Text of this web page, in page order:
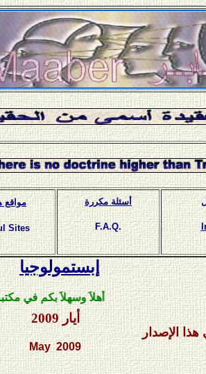
مواقع
Sites
أسئلة مكررة
F.A.Q.
إبستمولوجيا
أهلاَ وسهلاَ بكم في مكتبة معابر
أيار 2009
May2009
الإصدار